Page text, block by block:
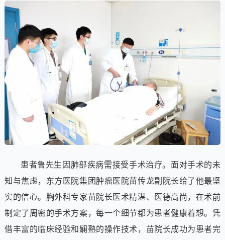
患者鲁先生因肺部疾病需接受手术治疗。面对手术的未
知与焦虑，东方医院集团肿瘤医院苗传龙副院长给了他最坚
实的信心。胸外科专家苗院长医术精湛、医德高尚，在术前
制定了周密的手术方案，每一个细节都为患者健康着想。凭
借丰富的临床经验和娴熟的操作技术，苗院长成功为患者完